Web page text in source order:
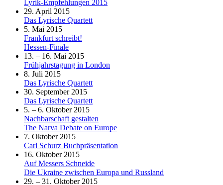
Lyrik-Empfehlungen 2015
29. April 2015
Das Lyrische Quartett
5. Mai 2015
Frankfurt schreibt!
Hessen-Finale
13. – 16. Mai 2015
Frühjahrstagung in London
8. Juli 2015
Das Lyrische Quartett
30. September 2015
Das Lyrische Quartett
5. – 6. Oktober 2015
Nachbarschaft gestalten
The Narva Debate on Europe
7. Oktober 2015
Carl Schurz Buchpräsentation
16. Oktober 2015
Auf Messers Schneide
Die Ukraine zwischen Europa und Russland
29. – 31. Oktober 2015